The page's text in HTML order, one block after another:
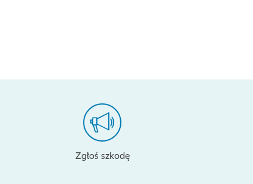
Zgłoś szkodę